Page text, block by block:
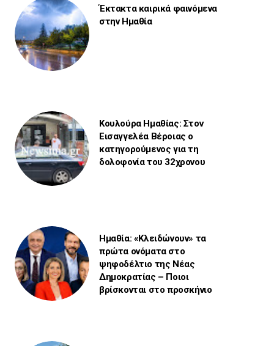
Έκτακτα καιρικά φαινόμενα
στην Ημαθία
Κουλούρα Ημαθίας: Στον
Εισαγγελέα Βέροιας ο
κατηγορούμενος για τη
δολοφονία του 32χρονου
Ημαθία: «Κλειδώνουν» τα
πρώτα ονόματα στο
ψηφοδέλτιο της Νέας
Δημοκρατίας – Ποιοι
βρίσκονται στο προσκήνιο